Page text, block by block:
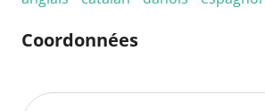
Coordonnées